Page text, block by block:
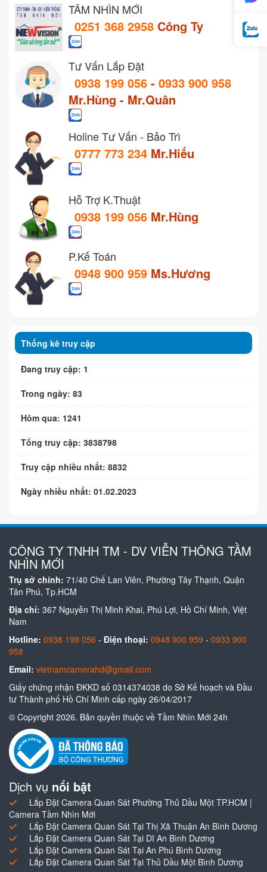
TẦM NHÌN MỚI
0251 368 2958 Công Ty
Tư Vấn Lắp Đặt
0938 199 056 - 0933 900 958
Mr.Hùng - Mr.Quân
Holine Tư Vấn - Bảo Trì
0777 773 234 Mr.Hiếu
Hỗ Trợ K.Thuật
0938 199 056 Mr.Hùng
P.Kế Toán
0948 900 959 Ms.Hương
Thống kê truy cập
Đang truy cập: 1
Trong ngày: 83
Hôm qua: 1241
Tổng truy cập: 3838798
Truy cập nhiều nhất: 8832
Ngày nhiều nhất: 01.02.2023
CÔNG TY TNHH TM - DV VIỄN THÔNG TẦM
NHÌN MỚI
Trụ sở chính: 71/40 Chế Lan Viên, Phường Tây Thạnh, Quận
Tân Phú, Tp.HCM
Địa chỉ: 367 Nguyễn Thị Minh Khai, Phú Lợi, Hồ Chí Minh, Việt
Nam
Hotline: 0938 199 056 - Điện thoại: 0948 900 959 - 0933 900
958
Email: vietnamcamerahd@gmail.com
Giấy chứng nhận ĐKKD số 0314374038 do Sở Kế hoạch và Đầu
tư Thành phố Hồ Chí Minh cấp ngày 26/04/2017
© Copyright 2026. Bản quyền thuộc về Tầm Nhìn Mới 24h
Dịch vụ nổi bật
Lắp Đặt Camera Quan Sát Phường Thủ Dầu Một TP.HCM |
Camera Tầm Nhìn Mới
Lắp Đặt Camera Quan Sát Tại Thị Xã Thuận An Bình Dương
Lắp Đặt Camera Quan Sát Tại Dĩ An Bình Dương
Lắp Đặt Camera Quan Sát Tại An Phú Bình Dương
Lắp Đặt Camera Quan Sát Tại Thủ Dầu Một Bình Dương